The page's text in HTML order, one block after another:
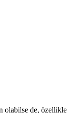
olabilse de, özellikle